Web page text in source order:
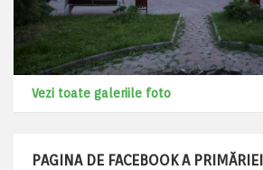
Vezi toate galeriile foto
PAGINA DE FACEBOOK A PRIMĂRIEI